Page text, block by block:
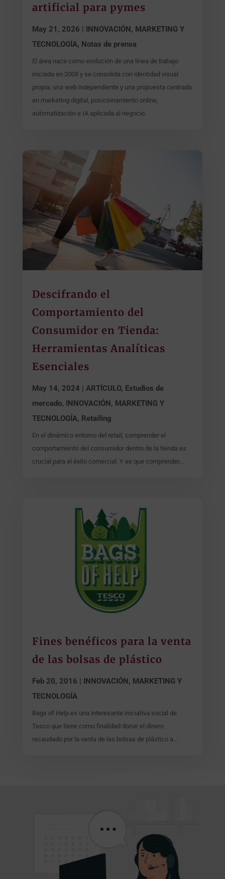
artificial para pymes
May 21, 2026 | INNOVACIÓN, MARKETING Y
TECNOLOGÍA, Notas de prensa
El área nace como evolución de una línea de trabajo
iniciada en 2008 y se consolida con identidad visual
propia, una web independiente y una propuesta centrada
en marketing digital, posicionamiento online,
automatización e IA aplicada al negocio.
Descifrando el
Comportamiento del
Consumidor en Tienda:
Herramientas Analíticas
Esenciales
May 14, 2024 | ARTÍCULO, Estudios de
mercado, INNOVACIÓN, MARKETING Y
TECNOLOGÍA, Retailing
En el dinámico entorno del retail, comprender el
comportamiento del consumidor dentro de la tienda es
crucial para el éxito comercial. Y es que comprender...
Fines benéficos para la venta
de las bolsas de plástico
Feb 20, 2016 | INNOVACIÓN, MARKETING Y
TECNOLOGÍA
Bags of Help es una interesante iniciativa social de
Tesco que tiene como finalidad donar el dinero
recaudado por la venta de las bolsas de plástico a...